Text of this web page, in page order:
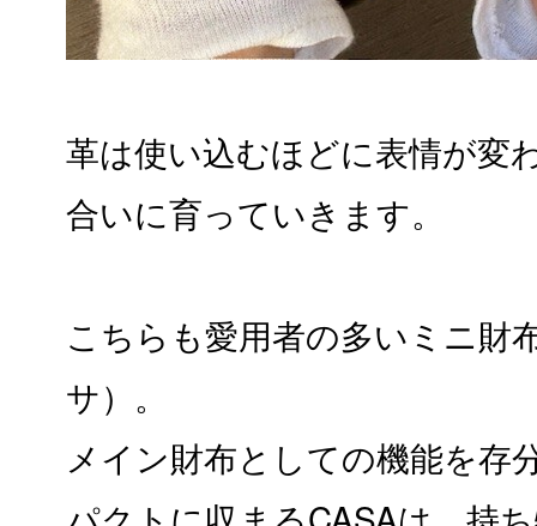
革は使い込むほどに表情が変
合いに育っていきます。
こちらも愛用者の多いミニ財
サ）。
メイン財布としての機能を存